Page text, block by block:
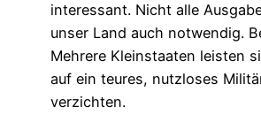
interessant. Nicht alle
unser Land auch notwendig.
Mehrere Kleinstaaten leisten
auf ein teures, nutzloses
verzichten.